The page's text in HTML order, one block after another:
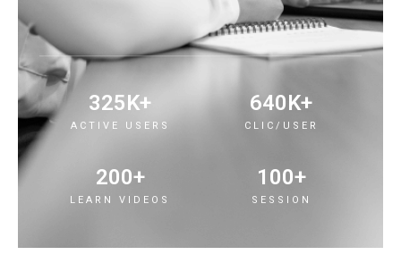
325K+
ACTIVE USERS
640K+
CLIC/USER
200+
LEARN VIDEOS
100+
SESSION